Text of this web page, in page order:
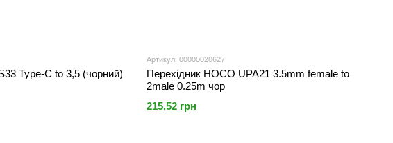
Type-C to 3,5 (чорний)
Артикул: 00000020627
Перехідник HOCO UPA21 3.5mm female to
2male 0.25m чор
215.52 грн